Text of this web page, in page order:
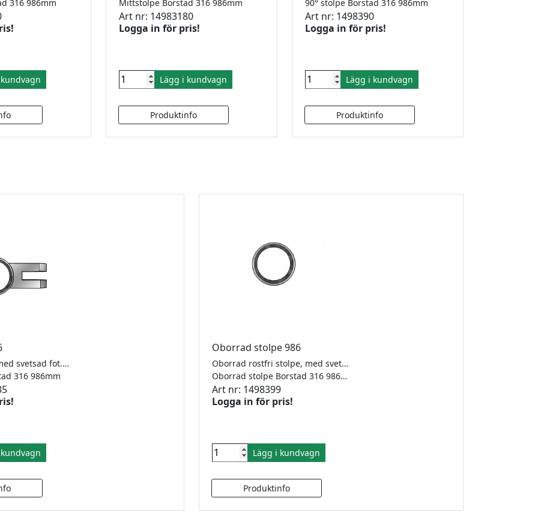
316 986mm
Mittstolpe Borstad 316 986mm
Art nr: 14983180
Logga in för pris!
Lägg i kundvagn
90° stolpe Borstad 316 986mm
Art nr: 1498390
Logga in för pris!
Lägg i kundvagn
4 gängade hål, med svetsad fot. 42,4 x 2,0mm
316 986mm
Oborrad stolpe 986
Oborrad rostfri stolpe, med svetsad fot. 42,4 x 2,0mm.
Oborrad stolpe Borstad 316 986mm
Art nr: 1498399
Logga in för pris!
Lägg i kundvagn